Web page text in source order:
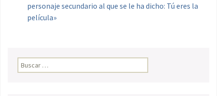
personaje secundario al que se le ha dicho: Tú eres la
película»
Buscar: